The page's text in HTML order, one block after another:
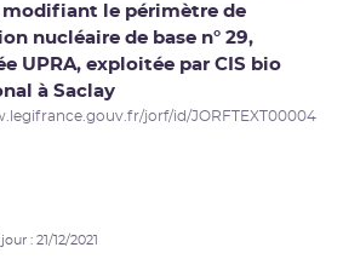
modifiant le périmètre de
nucléaire de base n° 29,
UPRA, exploitée par CIS bio
à Saclay
jorf/id/JORFTEXT00004
: 21/12/2021